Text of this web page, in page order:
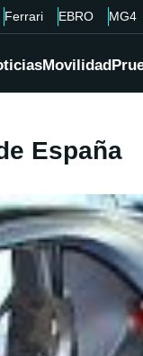
Ferrari EBRO MG4
Movilidad
España